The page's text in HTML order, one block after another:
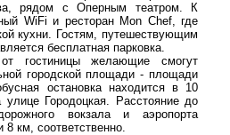
рядом с Оперным театром. К
WiFi и ресторан Mon Chef, где
кухни. Гостям, путешествующим
бесплатная парковка.
гостиницы желающие смогут
городской площади - площади
остановка находится в 10
улице Городоцкая. Расстояние до
вокзала и аэропорта
8 км, соответственно.